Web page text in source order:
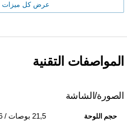
عرض كل ميزات
المواصفات التقنية
الصورة/الشاشة
حجم اللوحة 21,5 بوصات / 54,6 سم